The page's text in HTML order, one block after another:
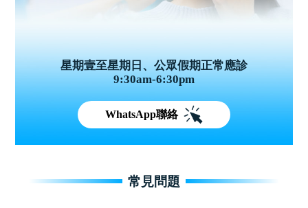
星期壹至星期日、公眾假期正常應診
9:30am-6:30pm
WhatsApp聯絡
常見問題